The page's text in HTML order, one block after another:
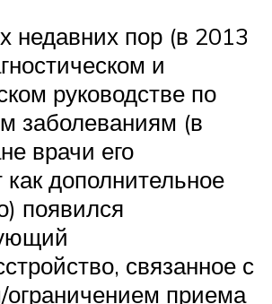
недавних пор (в 2013
и
руководстве по
заболеваниям (в
врачи его
дополнительное
появился
связанное с
ограничением приема